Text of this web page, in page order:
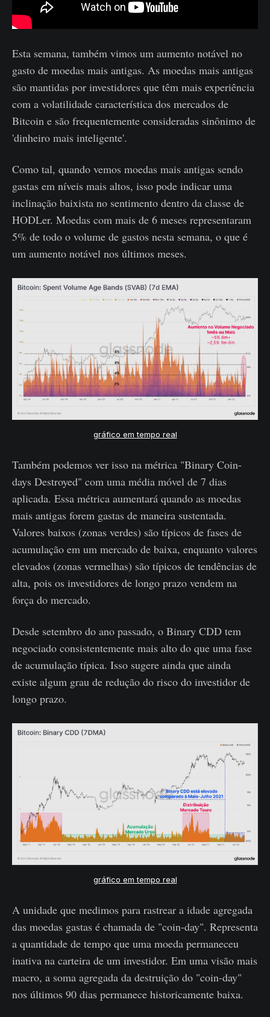
Esta semana, também vimos um aumento notável no
gasto de moedas mais antigas. As moedas mais antigas
são mantidas por investidores que têm mais experiência
com a volatilidade característica dos mercados de
Bitcoin e são frequentemente consideradas sinônimo de
'dinheiro mais inteligente'.
Como tal, quando vemos moedas mais antigas sendo
gastas em níveis mais altos, isso pode indicar uma
inclinação baixista no sentimento dentro da classe de
HODLer. Moedas com mais de 6 meses representaram
5% de todo o volume de gastos nesta semana, o que é
um aumento notável nos últimos meses.
gráfico em tempo real
Também podemos ver isso na métrica "Binary Coin-
days Destroyed" com uma média móvel de 7 dias
aplicada. Essa métrica aumentará quando as moedas
mais antigas forem gastas de maneira sustentada.
Valores baixos (zonas verdes) são típicos de fases de
acumulação em um mercado de baixa, enquanto valores
elevados (zonas vermelhas) são típicos de tendências de
alta, pois os investidores de longo prazo vendem na
força do mercado.
Desde setembro do ano passado, o Binary CDD tem
negociado consistentemente mais alto do que uma fase
de acumulação típica. Isso sugere ainda que ainda
existe algum grau de redução do risco do investidor de
longo prazo.
gráfico em tempo real
A unidade que medimos para rastrear a idade agregada
das moedas gastas é chamada de "coin-day". Representa
a quantidade de tempo que uma moeda permaneceu
inativa na carteira de um investidor. Em uma visão mais
macro, a soma agregada da destruição do "coin-day"
nos últimos 90 dias permanece historicamente baixa.